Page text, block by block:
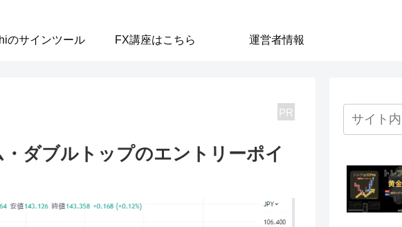
のサインツール FX講座はこちら 運営者情報
PR
ダブルトップのエントリーポイ